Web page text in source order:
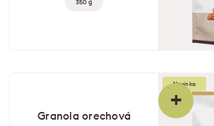
350 g
+
Novinka
Granola orechová